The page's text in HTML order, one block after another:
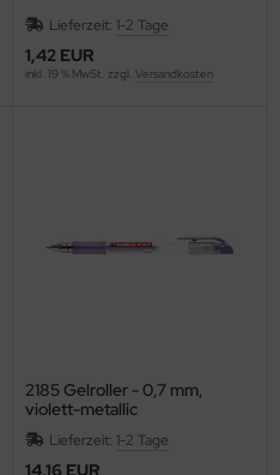
Lieferzeit: 1-2 Tage
1,42 EUR
inkl. 19 % MwSt. zzgl. Versandkosten
2185 Gelroller - 0,7 mm,
violett-metallic
Lieferzeit: 1-2 Tage
14,16 EUR